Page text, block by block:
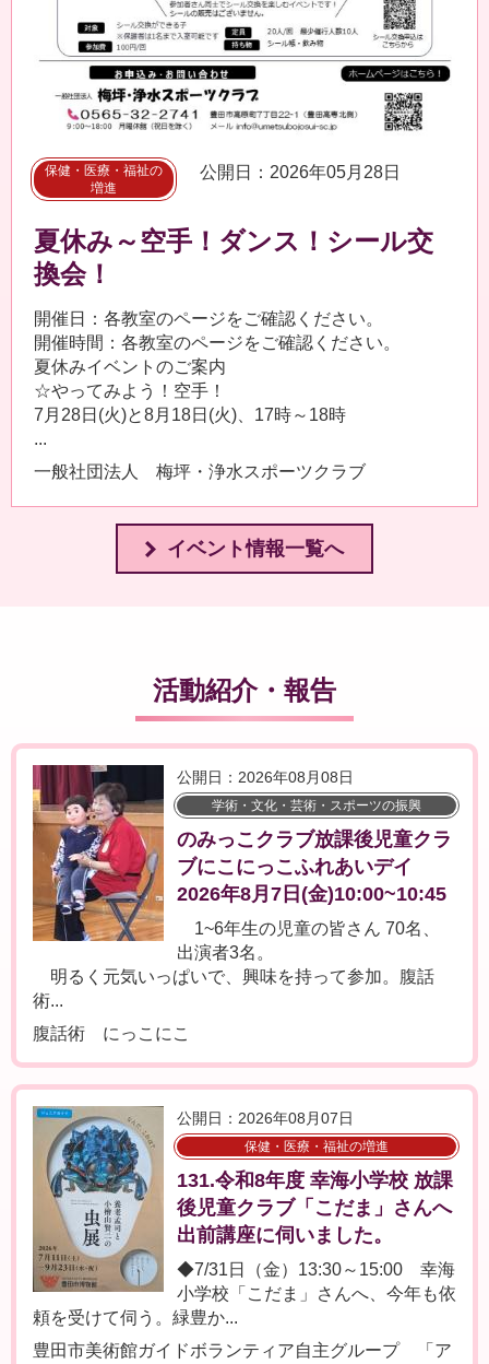
保健・医療・福祉の
増進
公開日：2026年05月28日
夏休み～空手！ダンス！シール交
換会！
開催日：各教室のページをご確認ください。
開催時間：各教室のページをご確認ください。
夏休みイベントのご案内
☆やってみよう！空手！
7月28日(火)と8月18日(火)、17時～18時
...
一般社団法人 梅坪・浄水スポーツクラブ
イベント情報一覧へ
活動紹介・報告
公開日：2026年08月08日
学術・文化・芸術・スポーツの振興
のみっこクラブ放課後児童クラ
ブにこにっこふれあいデイ
2026年8月7日(金)10:00~10:45
1~6年生の児童の皆さん 70名、
出演者3名。
明るく元気いっぱいで、興味を持って参加。腹話
術...
腹話術 にっこにこ
公開日：2026年08月07日
保健・医療・福祉の増進
131.令和8年度 幸海小学校 放課
後児童クラブ「こだま」さんへ
出前講座に伺いました。
◆7/31日（金）13:30～15:00 幸海
小学校「こだま」さんへ、今年も依
頼を受けて伺う。緑豊か...
豊田市美術館ガイドボランティア自主グループ 「ア